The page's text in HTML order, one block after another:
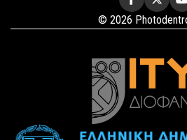
© 2026